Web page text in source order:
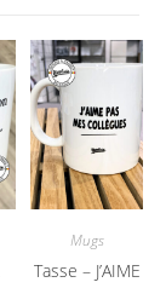
Mugs
Tasse – J’AIME